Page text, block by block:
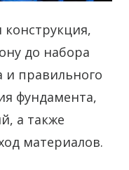
до набора
и правильного
фундамента,
а также
материалов.